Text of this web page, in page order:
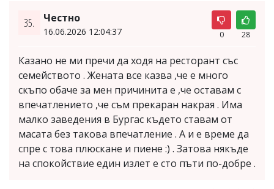
35. Честно
16.06.2026 12:04:37 0 28
Казано не ми пречи да ходя на ресторант със
семейството . Жената все казва ,че е много
скъпо обаче за мен причинита е ,че оставам с
впечатлението ,че съм прекаран накрая . Има
малко заведения в Бургас където ставам от
масата без такова впечатление . А и е време да
спре с това плюскане и пиене :) . Затова някъде
на спокойствие един излет е сто пъти по-добре .